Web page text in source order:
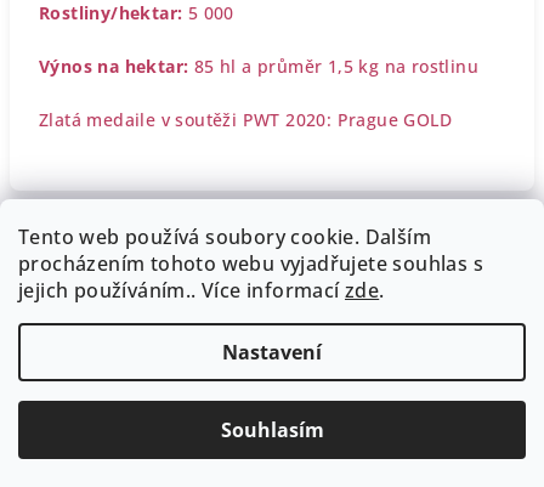
Tento web používá soubory cookie. Dalším
procházením tohoto webu vyjadřujete souhlas s
jejich používáním.. Více informacízde.
Nastavení
Souhlasím
Rostliny/hektar: 5 000
Výnos na hektar: 85 hl a průměr 1,5 kg na rostlinu
Zlatá medaile v soutěži PWT 2020: Prague GOLD
p
Obchodní podmínky
Dodací a platební podmínky
Podmínky zpracování osobních údajů
Reklamační řád
Kontakt
Copyright 2026WWWINE. Všechna práva vyhrazena.
Upravit nastavení cookies
Vytvořil Shoptet